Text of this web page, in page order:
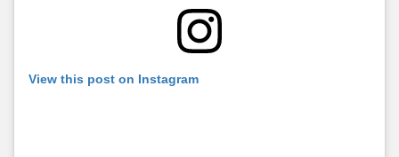
View this post on Instagram